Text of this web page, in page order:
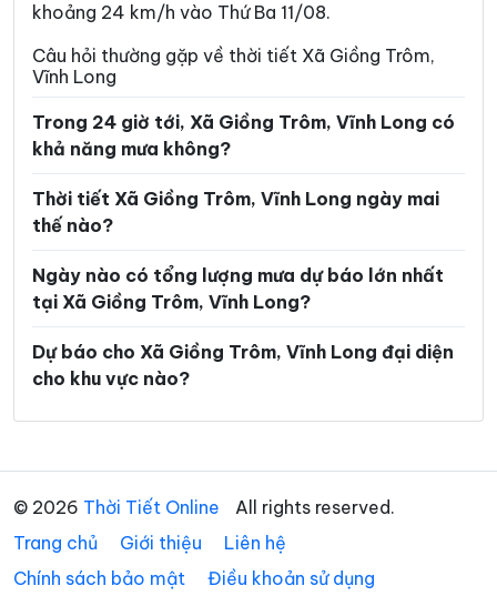
Xã Hàm Giang Xã Hiệp Mỹ
Xã Hiếu Phụng Xã Hiếu Thành
Xã Hòa Minh
Xã Hưng Khánh Trung Xã Hưng Mỹ
Xã Hưng Nhượng
Xã Lộc Thuận Xã Long Hiệp
Xã Long Hồ Xã Long Hòa
Xã Long Hữu
Xã Lưu Nghiệp Anh Xã Mỏ Cày
Xã Mỹ Chánh Hòa Xã Mỹ Long
Xã Mỹ Thuận Xã Ngãi Tứ
khoảng 24 km/h vào Thứ Ba 11/08.
Câu hỏi thường gặp về thời tiết Xã Giồng Trôm,
Vĩnh Long
Trong 24 giờ tới, Xã Giồng Trôm, Vĩnh Long có
khả năng mưa không?
Thời tiết Xã Giồng Trôm, Vĩnh Long ngày mai
thế nào?
Ngày nào có tổng lượng mưa dự báo lớn nhất
tại Xã Giồng Trôm, Vĩnh Long?
Dự báo cho Xã Giồng Trôm, Vĩnh Long đại diện
cho khu vực nào?
© 2026 Thời Tiết Online
All rights reserved.
Trang chủ
Giới thiệu
Liên hệ
Chính sách bảo mật
Điều khoản sử dụng